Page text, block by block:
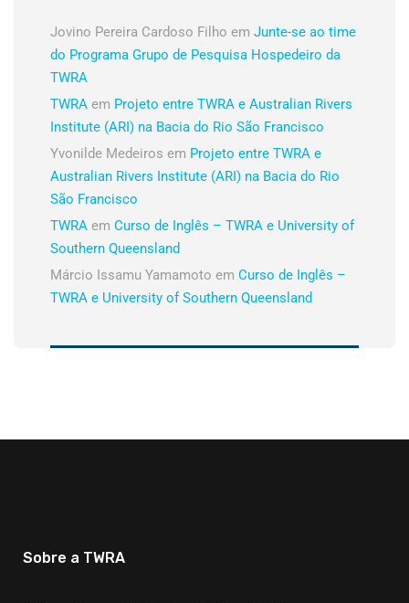
Jovino Pereira Cardoso Filho em Junte-se ao time
do Programa Grupo de Pesquisa Hospedeiro da
TWRA
TWRA em Projeto entre TWRA e Australian Rivers
Institute (ARI) na Bacia do Rio São Francisco
Yvonilde Medeiros em Projeto entre TWRA e
Australian Rivers Institute (ARI) na Bacia do Rio
São Francisco
TWRA em Curso de Inglês – TWRA e University of
Southern Queensland
Márcio Issamu Yamamoto em Curso de Inglês –
TWRA e University of Southern Queensland
Sobre a TWRA